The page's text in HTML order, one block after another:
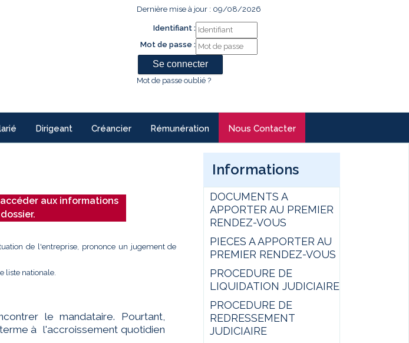
Dernière mise à jour : 09/08/2026
Identifiant :
Mot de passe :
Mot de passe oublié ?
Dirigeant Créancier Rémunération Nous Contacter
aux informations
de l'entreprise, prononce un jugement de
liste nationale.
le mandataire. Pourtant,
à l'accroissement quotidien
Informations
DOCUMENTS A
APPORTER AU PREMIER
RENDEZ-VOUS
PIECES A APPORTER AU
PREMIER RENDEZ-VOUS
PROCEDURE DE
LIQUIDATION JUDICIAIRE
PROCEDURE DE
REDRESSEMENT
JUDICIAIRE